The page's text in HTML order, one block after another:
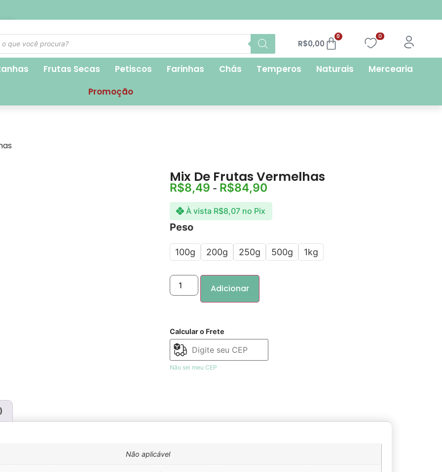
R$0,00
0 0
Frutas Secas Petiscos Farinhas Chás Temperos Naturais
Mercearia
Promoção
Mix De Frutas Vermelhas
R$8,49 - R$84,90
À vista R$8,07 no Pix
Peso
100g 200g 250g 500g 1kg
Adicionar
Calcular o Frete
Não sei meu CEP
Não aplicável